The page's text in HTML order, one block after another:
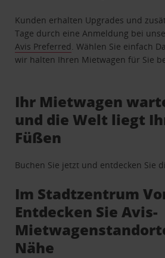
Kunden erhalten Upgrades und
Tage durch eine Anmeldung bei
Avis Preferred . Wählen Sie einfach
wir halten Ihren Mietwagen für Sie
Ihr Mietwagen
und die Welt liegt
Füßen
Buchen Sie jetzt und entdecken Sie
Im Stadtzentrum
Entdecken Sie Avis-
Nähe